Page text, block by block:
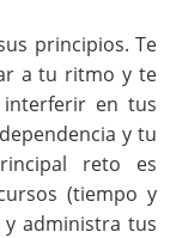
principios. Te
a tu ritmo y te
interferir en tus
y tu
reto es
(tiempo y
administra tus